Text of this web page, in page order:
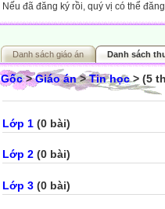
Nếu đã đăng ký rồi, quý vị có thể
Danh sách giáo án Danh sách
Gốc>Giáo án>Tin học> (5
Lớp 1 (0 bài)
Lớp 2 (0 bài)
Lớp 3 (0 bài)